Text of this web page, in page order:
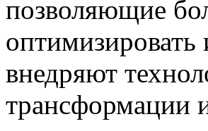
позволяющие
внедряют
трансформации